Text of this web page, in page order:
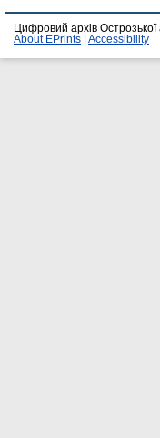
Цифровий архів
About EPrints
Accessibility